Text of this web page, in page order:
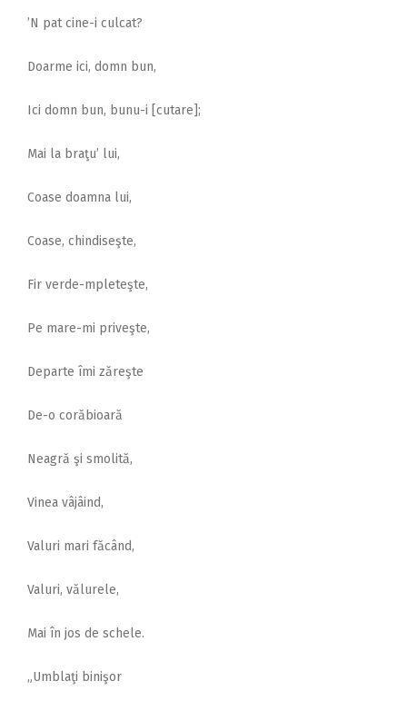
’N pat cine-i culcat?
Doarme ici, domn bun,
Ici domn bun, bunu-i [cutare];
Mai la braţu’ lui,
Coase doamna lui,
Coase, chindiseşte,
Fir verde-mpleteşte,
Pe mare-mi priveşte,
Departe îmi zăreşte
De-o corăbioară
Neagră şi smolită,
Vinea vâjâind,
Valuri mari făcând,
Valuri, vălurele,
Mai în jos de schele.
„Umblaţi binişor